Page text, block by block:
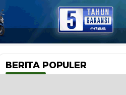
BERITA POPULER